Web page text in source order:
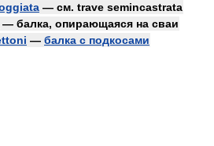
— см. trave semincastrata
— балка, опирающаяся на сваи
— балка с подкосами